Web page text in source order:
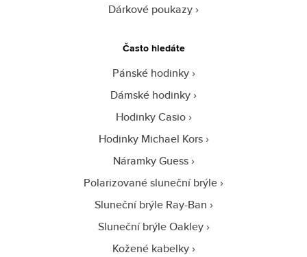
Dárkové poukazy
Často hledáte
Pánské hodinky
Dámské hodinky
Hodinky Casio
Hodinky Michael Kors
Náramky Guess
Polarizované sluneční brýle
Sluneční brýle Ray-Ban
Sluneční brýle Oakley
Kožené kabelky